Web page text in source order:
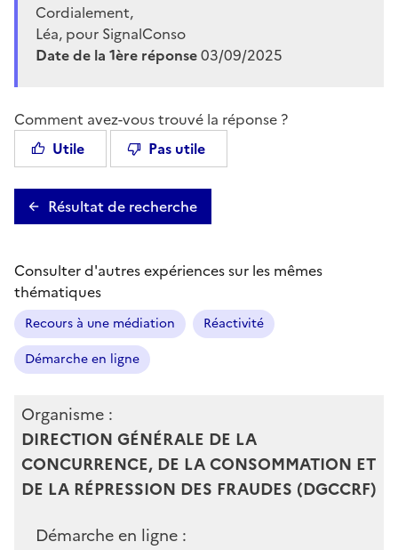
Cordialement,
Léa, pour SignalConso
Date de la 1ère réponse03/09/2025
Comment avez-vous trouvé la réponse ?
Utile
Pas utile
Résultat de recherche
Consulter d'autres expériences sur les mêmes
thématiques
Recours à une médiation
Réactivité
Démarche en ligne
Organisme :
DIRECTION GÉNÉRALE DE LA
CONCURRENCE, DE LA CONSOMMATION ET
DE LA RÉPRESSION DES FRAUDES (DGCCRF)
Démarche en ligne :